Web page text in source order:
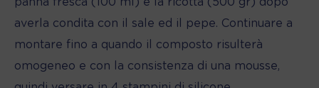
averla condita con il sale ed il pepe. Continuare a
montare fino a quando il composto risulterà
omogeneo e con la consistenza di una mousse,